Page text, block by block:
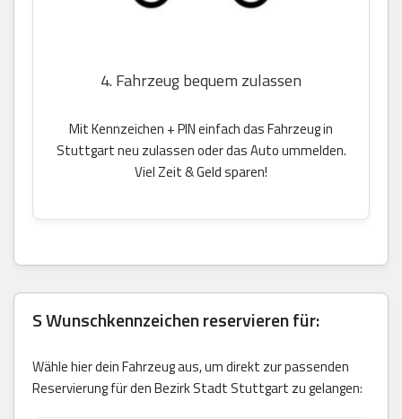
4. Fahrzeug bequem zulassen
Mit Kennzeichen + PIN einfach das Fahrzeug in
Stuttgart neu zulassen oder das Auto ummelden.
Viel Zeit & Geld sparen!
S Wunschkennzeichen reservieren für:
Wähle hier dein Fahrzeug aus, um direkt zur passenden
Reservierung für den Bezirk Stadt Stuttgart zu gelangen: